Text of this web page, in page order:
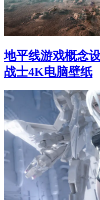
地平线游戏概念
战士4K电脑壁纸